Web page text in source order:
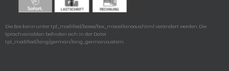
Die Box kann unter tpl_modified/boxes/box_miscellaneous.html verändert werden. Die
Sprachvariablen befinden sich in der Datei
tpl_modified/lang/german/lang_german.custom.